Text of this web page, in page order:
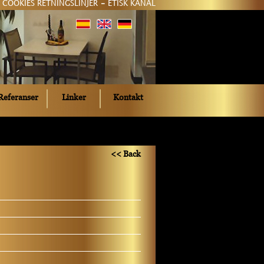
COOKIES RETNINGSLINJER - ETISK KANAL
Linker Kontakt
<< Back